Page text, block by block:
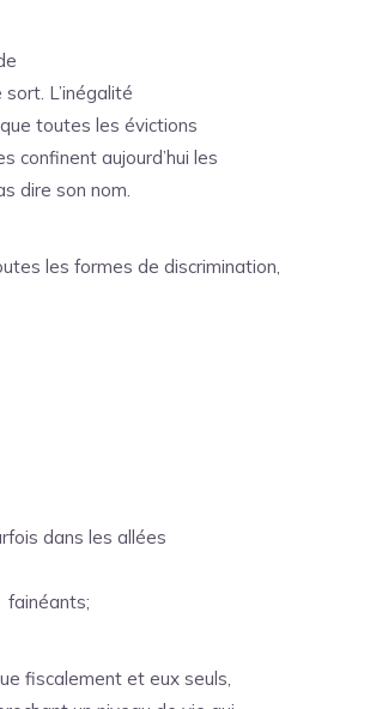
L’inégalité
toutes les évictions
confinent aujourd’hui les
dire son nom.
les formes de discrimination,
dans les allées
fainéants;
fiscalement et eux seuls,